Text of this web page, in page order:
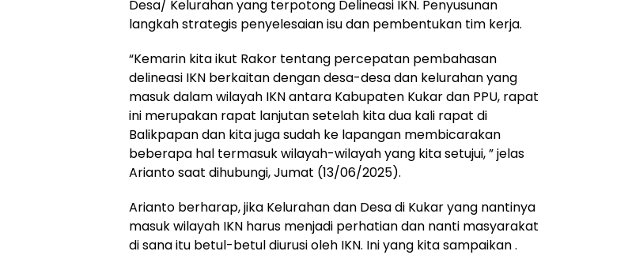
Desa/ Kelurahan yang terpotong Delineasi IKN. Penyusunan
langkah strategis penyelesaian isu dan pembentukan tim kerja.
“Kemarin kita ikut Rakor tentang percepatan pembahasan
delineasi IKN berkaitan dengan desa-desa dan kelurahan yang
masuk dalam wilayah IKN antara Kabupaten Kukar dan PPU, rapat
ini merupakan rapat lanjutan setelah kita dua kali rapat di
Balikpapan dan kita juga sudah ke lapangan membicarakan
beberapa hal termasuk wilayah-wilayah yang kita setujui, ” jelas
Arianto saat dihubungi, Jumat (13/06/2025).
Arianto berharap, jika Kelurahan dan Desa di Kukar yang nantinya
masuk wilayah IKN harus menjadi perhatian dan nanti masyarakat
di sana itu betul-betul diurusi oleh IKN. Ini yang kita sampaikan .